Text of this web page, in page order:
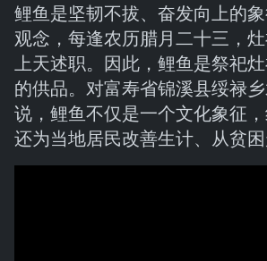
鲤鱼是坚韧不拔、奋发向上的
观念，每逢农历腊月二十三，
上天述职。因此，鲤鱼是祭祀
的供品。对富寿省锦溪县绥禄
说，鲤鱼不仅是一个文化象征
还为当地居民改善生计、从贫困